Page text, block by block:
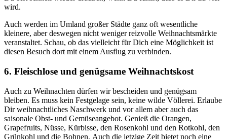
wird.
Auch werden im Umland großer Städte ganz oft wesentliche
kleinere, aber deswegen nicht weniger reizvolle Weihnachtsmärkte
veranstaltet. Schau, ob das vielleicht für Dich eine Möglichkeit ist
diesen Besuch dort mit einem Ausflug zu verbinden.
6. Fleischlose und genügsame Weihnachtskost
Auch zu Weihnachten dürfen wir bescheiden und genügsam
bleiben. Es muss kein Festgelage sein, keine wilde Völlerei. Erlaube
Dir weihnachtliches Naschwerk und vor allem aber auch das
saisonale Obst- und Gemüseangebot. Genieß die Orangen,
Grapefruits, Nüsse, Kürbisse, den Rosenkohl und den Rotkohl, den
Grünkohl und die Bohnen. Auch die jetzige Zeit bietet noch eine